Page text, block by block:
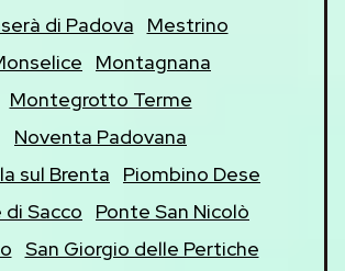
di Padova
Mestrino
Montagnana
Montegrotto Terme
Noventa Padovana
sul Brenta
Piombino Dese
di Sacco
Ponte San Nicolò
San Giorgio delle Pertiche